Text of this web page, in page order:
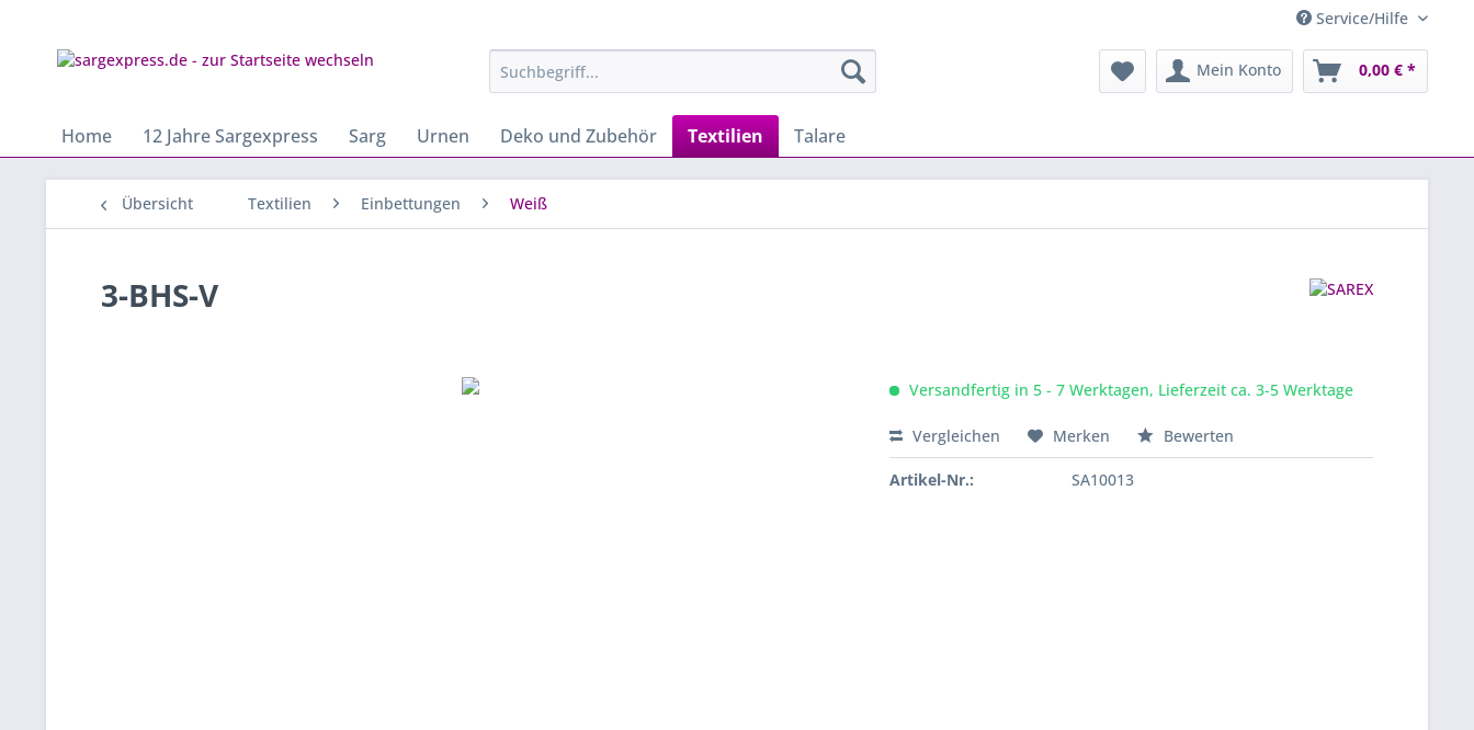
Service/Hilfe
Mein Konto 0,00 € *
Home 12 Jahre Sargexpress Sarg Urnen Deko und Zubehör Textilien Talare
Übersicht Textilien Einbettungen Weiß
3-BHS-V
Versandfertig in 5 - 7 Werktagen, Lieferzeit ca. 3-5 Werktage
Vergleichen Merken Bewerten
Artikel-Nr.: SA10013